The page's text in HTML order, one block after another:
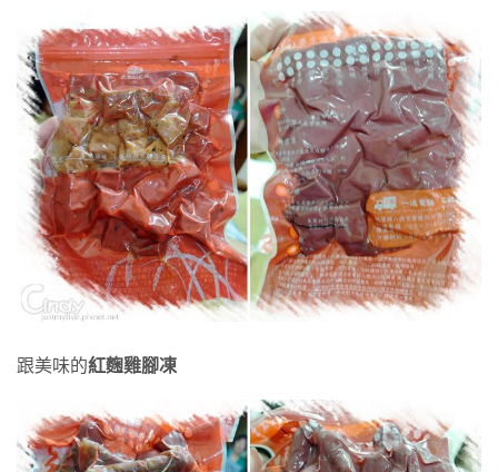
跟美味的紅麴雞腳凍